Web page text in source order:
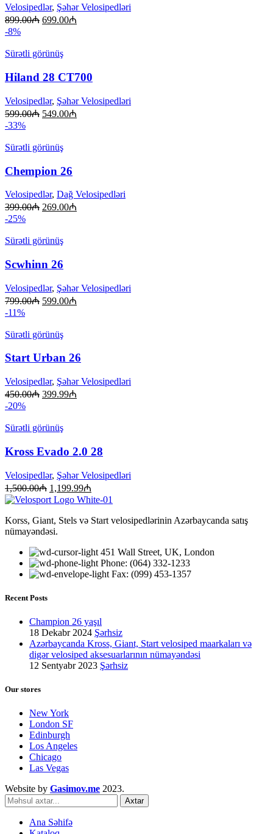
Velosipedlər, Şəhər Velosipedləri
899.00₼ 699.00₼
-8%
Sürətli görünüş
Hiland 28 CT700
Velosipedlər, Şəhər Velosipedləri
599.00₼ 549.00₼
-33%
Sürətli görünüş
Chempion 26
Velosipedlər, Dağ Velosipedləri
399.00₼ 269.00₼
-25%
Sürətli görünüş
Scwhinn 26
Velosipedlər, Şəhər Velosipedləri
799.00₼ 599.00₼
-11%
Sürətli görünüş
Start Urban 26
Velosipedlər, Şəhər Velosipedləri
450.00₼ 399.99₼
-20%
Sürətli görünüş
Kross Evado 2.0 28
Velosipedlər, Şəhər Velosipedləri
1,500.00₼ 1,199.99₼
Korss, Giant, Stels və Start velosipedlərinin Azərbaycanda satış
nümayəndəsi.
451 Wall Street, UK, London
Phone: (064) 332-1233
Fax: (099) 453-1357
Recent Posts
Champion 26 yaşıl
18 Dekabr 2024 Şərhsiz
Azərbaycanda Kross, Giant, Start velosiped maarkaları və
digər velosiped aksesuarlarının nümayəndəsi
12 Sentyabr 2023 Şərhsiz
Our stores
New York
London SF
Edinburgh
Los Angeles
Chicago
Las Vegas
Website by Gasimov.me 2023.
Axtar
Ana Səhifə